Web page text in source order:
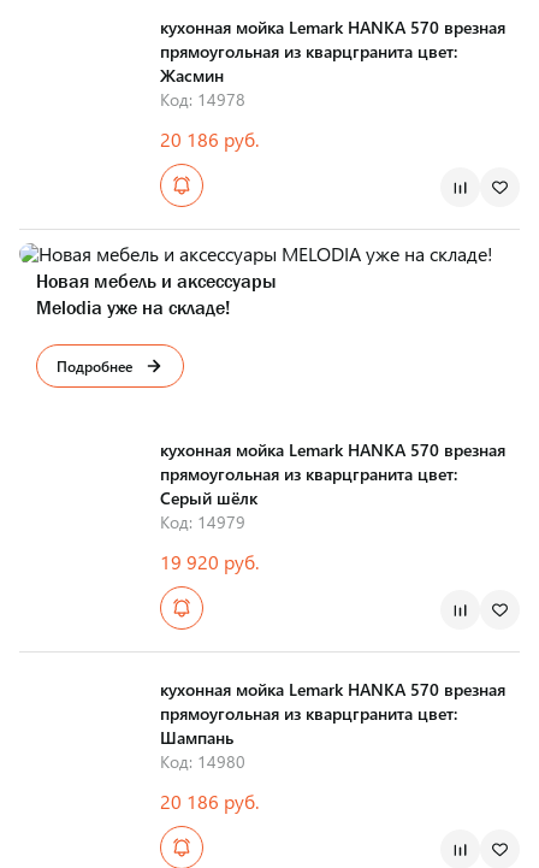
кухонная мойка Lemark HANKA 570 врезная
прямоугольная из кварцгранита цвет:
Жасмин
Код: 14978
20 186 руб.
Новая мебель и аксессуары
Melodia уже на складе!
Подробнее
кухонная мойка Lemark HANKA 570 врезная
прямоугольная из кварцгранита цвет:
Серый шёлк
Код: 14979
19 920 руб.
кухонная мойка Lemark HANKA 570 врезная
прямоугольная из кварцгранита цвет:
Шампань
Код: 14980
20 186 руб.